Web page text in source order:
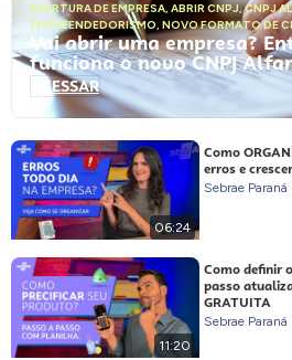
ABERTURA DE EMPRESA, ABRIR CNPJ,CNPJ
EMPREENDEDORISMO, NOVO FORMATO DE
Vai abrir uma empresa?
funciona o novo CNPJ
ACESSAR
06:24
Como
erros e
Sebrae Paraná
11:20
Como definir
passo
GRATUITA
Sebrae Paraná